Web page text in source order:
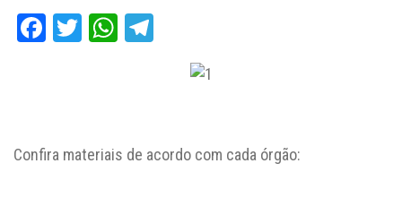
Facebook
TwitterWhatsApp
Confira materiais de acordo com cada órgão: